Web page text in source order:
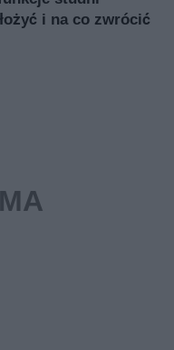
i na co zwrócić